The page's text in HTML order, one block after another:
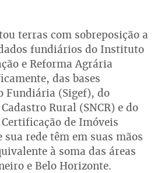
terras com sobreposição a
fundiários do Instituto
e Reforma Agrária
das bases
Fundiária (Sigef), do
Rural (SNCR) e do
de Imóveis
sua rede têm em suas mãos
à soma das áreas
e Belo Horizonte.